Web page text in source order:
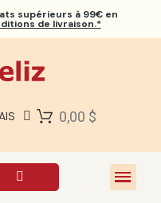
supérieurs à 99€ en
de livraison.*
0,00 $